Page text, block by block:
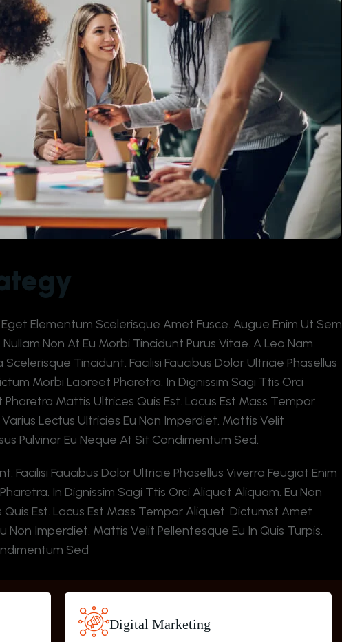
Elementum Scelerisque Amet Fusce. Augue Enim Ut Sem
Non At Eu Morbi Tincidunt Purus Vitae. A Leo Nam
Tincidunt. Facilisi Faucibus Dolor Ultricie Phasellus
Morbi Laoreet Pharetra. In Dignissim Sagi Ttis Orci
Mattis Ultrices Quis Est. Lacus Est Mass Tempor
Lectus Ultricies Eu Non Imperdiet. Mattis Velit
Pulvinar Eu Neque At Sit Condimentum Sed.
Facilisi Faucibus Dolor Ultricie Phasellus Viverra Feugiat Enim
In Dignissim Sagi Ttis Orci Aliquet Aliquam. Eu Non
Est. Lacus Est Mass Tempor Aliquet. Dictumst Amet
Non Imperdiet. Mattis Velit Pellentesque Eu In Quis Turpis.
Sed
DIGITAL MARKETING